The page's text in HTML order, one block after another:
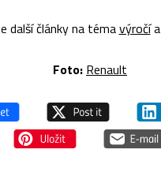
další články na témavýročía
Foto: Renault